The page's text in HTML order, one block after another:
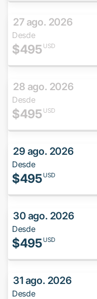
27 ago. 2026
Desde
$495 USD
28 ago. 2026
Desde
$495 USD
29 ago. 2026
Desde
$495 USD
30 ago. 2026
Desde
$495 USD
31 ago. 2026
Desde